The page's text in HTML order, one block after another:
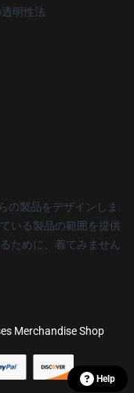
明性法
の製品をデザインしま
いる製品の範囲を提供
ために、着てみません
Merchandise Shop
Help